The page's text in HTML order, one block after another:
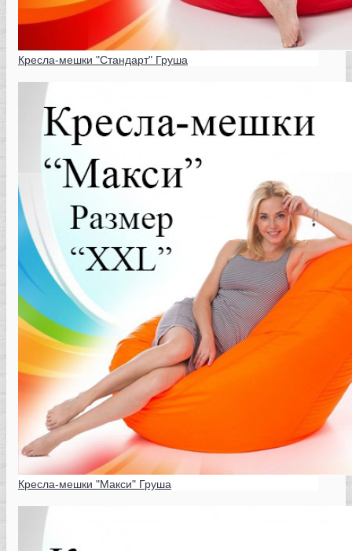
Кресла-мешки "Стандарт" Груша
Кресла-мешки "Макси" Груша